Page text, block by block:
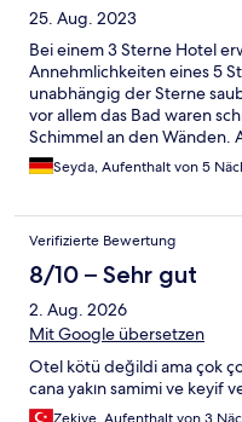
25. Aug. 2023
Bei einem 3 Sterne Hotel
Annehmlichkeiten eines 5
unabhängig der Sterne
vor allem das Bad waren
Schimmel an den Wänden.
auch der Pool. An den
auch Schimmel. Der Pool
Hotels aber sowas habe ich
Seyda, Aufenthalt von 5
Verifizierte Bewertung
8/10 – Sehr gut
2. Aug. 2026
Mit Google übersetzen
Otel kötü değildi ama çok
cana yakın samimi ve keyif